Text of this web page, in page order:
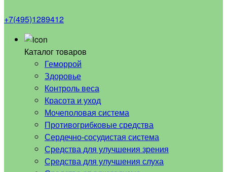
+7(495)1289412
Каталог товаров
Геморрой
Здоровье
Контроль веса
Красота и уход
Мочеполовая система
Противогрибковые средства
Сердечно-сосудистая система
Средства для улучшения зрения
Средства для улучшения слуха